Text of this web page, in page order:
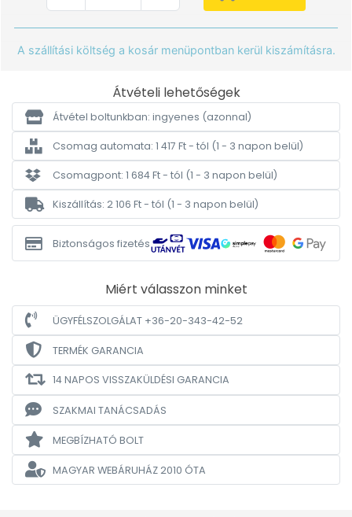
A szállítási költség a kosár menüpontban kerül kiszámításra.
Átvételi lehetőségek
Átvétel boltunkban: ingyenes (azonnal)
Csomag automata: 1 417 Ft - tól (1 - 3 napon belül)
Csomagpont: 1 684 Ft - tól (1 - 3 napon belül)
Kiszállítás: 2 106 Ft - tól (1 - 3 napon belül)
Biztonságos fizetés
Miért válasszon minket
ÜGYFÉLSZOLGÁLAT +36-20-343-42-52
TERMÉK GARANCIA
14 NAPOS VISSZAKÜLDÉSI GARANCIA
SZAKMAI TANÁCSADÁS
MEGBÍZHATÓ BOLT
MAGYAR WEBÁRUHÁZ2010 ÓTA